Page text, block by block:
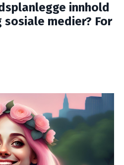
innhold
medier? For